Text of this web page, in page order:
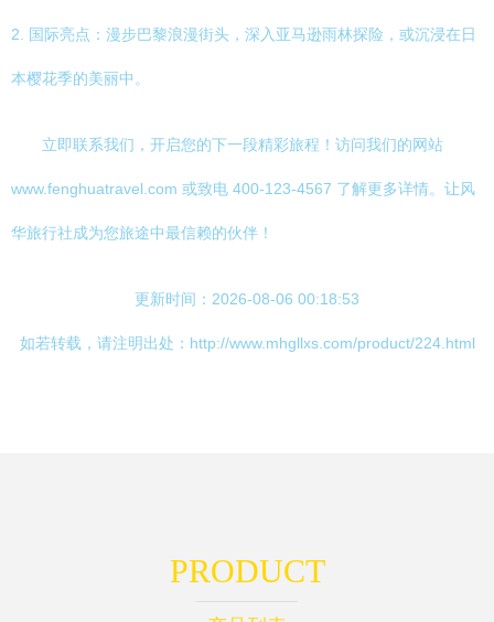
2. 国际亮点：漫步巴黎浪漫街头，深入亚马逊雨林探险，或沉浸在日
本樱花季的美丽中。
立即联系我们，开启您的下一段精彩旅程！访问我们的网站
www.fenghuatravel.com 或致电 400-123-4567 了解更多详情。让风
华旅行社成为您旅途中最信赖的伙伴！
更新时间：2026-08-06 00:18:53
如若转载，请注明出处：http://www.mhgllxs.com/product/224.html
PRODUCT